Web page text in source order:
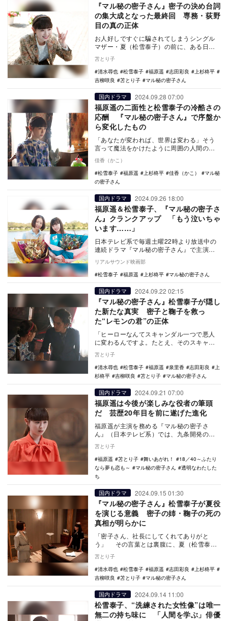
『マル秘の密子さん』密子の決め台詞
の集大成となった最終回 専務・荻野
目の真の正体
お人好しですぐに騙されてしまうシングル
マザー・夏（松雪泰子）の前に、ある日突
の密子（福原遥…
苫とり子
清水尋也
松雪泰子 福原遥 志田彩良
上杉柊平
吉柳咲良
苫とり子 マル秘の密子さん
国内ドラマ 2024.09.28 07:00
福原遥の二面性と松雪泰子の冷酷さの
応酬 『マル秘の密子さん』で序盤か
ら変化したもの
「あなたが変われば、世界は変わる」そう
言って魔法をかけたように周囲の人間の外
見も内面もたちまち上向きに変化させてみ
せる。『マル秘…
佳香（かこ）
松雪泰子
福原遥 上杉柊平 佳香（かこ）
マル秘
の密子さん
国内ドラマ 2024.09.26 18:00
福原遥＆松雪泰子、『マル秘の密子さ
ん』クランクアップ 「もう泣いちゃ
います……」
日本テレビ系で毎週土曜22時より放送中の
連続ドラマ『マル秘の密子さん』で主演を
務める福原遥と、共演の松雪泰子がクラン
クアップを迎…
リアルサウンド映画部
松雪泰子
福原遥 上杉柊平 マル秘の密子さん
国内ドラマ 2024.09.22 02:15
『マル秘の密子さん』松雪泰子が隠し
た新たな真実 密子と鞠子を救っ
た“レモンの君”の正体
「ヒーローなんてスキャンダル一つで悪人
に変わるんですよ。たとえ、そのスキャン
火をつけれ…
苫とり子
清水尋也
松雪泰子 福原遥 泉里香 志田彩良
上
杉柊平
吉柳咲良 苫とり子 マル秘の密子さん
国内ドラマ 2024.09.21 07:00
福原遥は今後が楽しみな役者の筆頭
だ 芸歴20年目を前に遂げた進化
福原遥が主演を務める『マル秘の密子さ
ん』（日本テレビ系）では、九条開発の社
（福原遥）にクビ…
苫とり子
福原遥
苫とり子 舞いあがれ！
18／40～ふたり
なら夢も恋も～
マル秘の密子さん
透明なわたした
ち
国内ドラマ 2024.09.15 01:30
『マル秘の密子さん』松雪泰子が夏役
を演じる意義 密子の姉・鞠子の死の
真相が明らかに
「密子さん、社長にしてくれてありがと
う」 その言葉とは裏腹に、夏（松雪泰
やかだった。 …
苫とり子
清水尋也
松雪泰子 福原遥 志田彩良
上杉柊平
吉柳咲良
苫とり子 マル秘の密子さん
国内ドラマ 2024.09.14 11:00
松雪泰子、“洗練された女性像”は唯一
無二の持ち味に 「人間を学ぶ」俳優